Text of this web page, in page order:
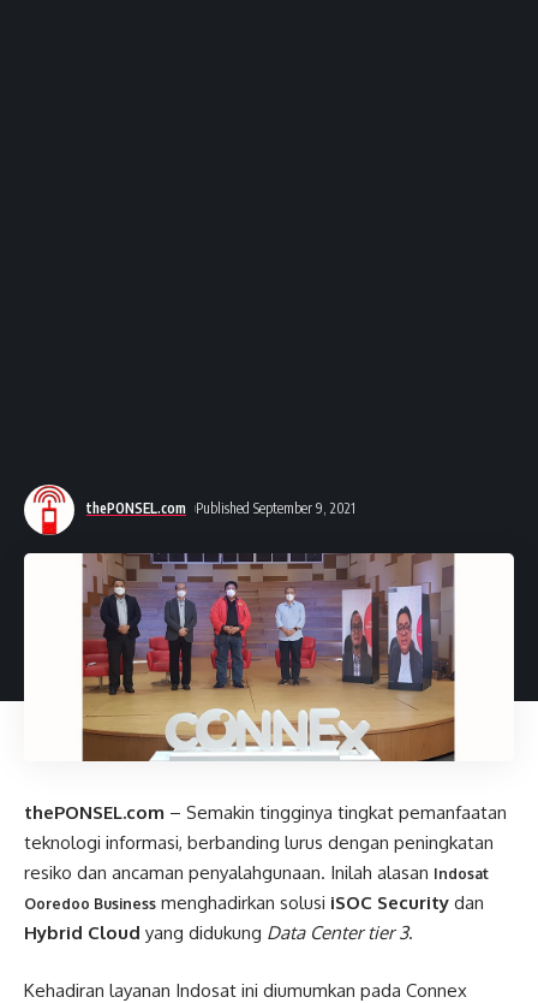
thePONSEL.com Published September 9, 2021
thePONSEL.com – Semakin tingginya tingkat pemanfaatan
teknologi informasi, berbanding lurus dengan peningkatan
resiko dan ancaman penyalahgunaan. Inilah alasan Indosat
Ooredoo Business menghadirkan solusi iSOC Security dan
Hybrid Cloud yang didukung Data Center tier 3.
Kehadiran layanan Indosat ini diumumkan pada Connex